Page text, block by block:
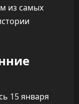
из самых
15 января